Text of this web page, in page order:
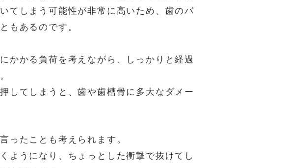
てしまう可能性が非常に高いため、歯のバ
もあるのです。
かかる負荷を考えながら、しっかりと経過
してしまうと、歯や歯槽骨に多大なダメー
ったことも考えられます。
ようになり、ちょっとした衝撃で抜けてし